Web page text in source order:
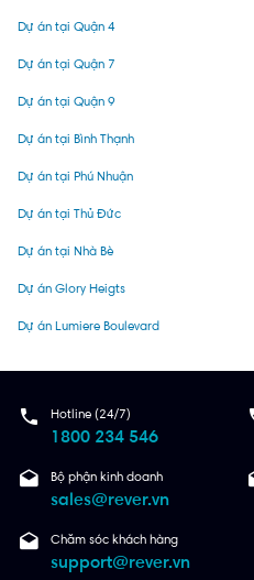
Dự án tại Quận 4
Dự án tại Quận 7
Dự án tại Quận 9
Dự án tại Bình Thạnh
Dự án tại Phú Nhuận
Dự án tại Thủ Đức
Dự án tại Nhà Bè
Dự án Glory Heigts
Dự án Lumiere Boulevard
Hotline (24/7)
1800 234 546
Bộ phận kinh doanh
sales@rever.vn
Chăm sóc khách hàng
support@rever.vn